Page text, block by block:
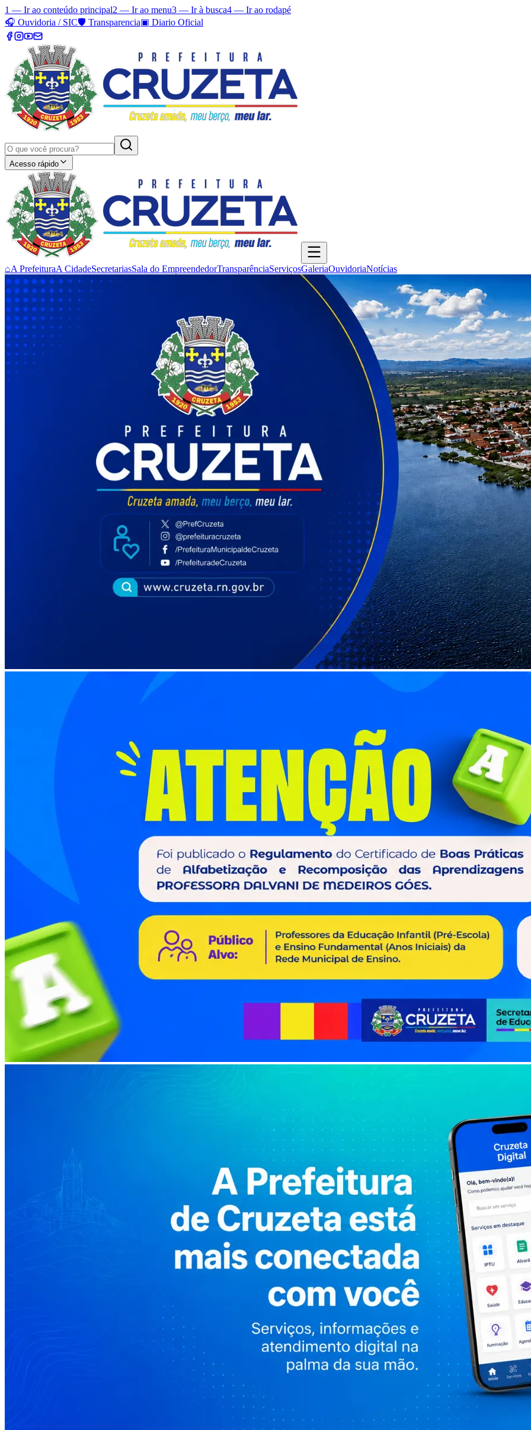
1 — Ir ao conteúdo principal2 — Ir ao menu3 — Ir à busca4 — Ir ao rodapé
🎧 Ouvidoria / SIC🛡️ Transparencia▣ Diario Oficial
Acesso rápido
⌂A PrefeituraA CidadeSecretariasSala do EmpreendedorTransparênciaServiçosGaleriaOuvidoriaNotícias